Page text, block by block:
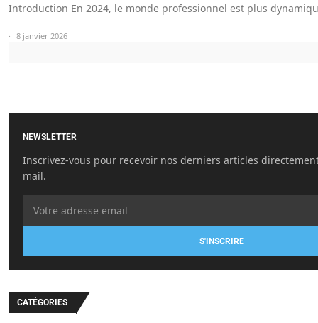
Introduction En 2024, le monde professionnel est plus
8 janvier 2026
NEWSLETTER
Inscrivez-vous pour recevoir nos derniers articles
mail.
S'INSCRIRE
CATÉGORIES